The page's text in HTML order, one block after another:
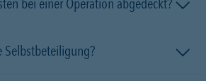
bei einer Operation abgedeckt?
Selbstbeteiligung?